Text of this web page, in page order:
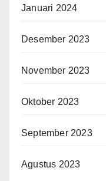
Januari 2024
Desember 2023
November 2023
Oktober 2023
September 2023
Agustus 2023